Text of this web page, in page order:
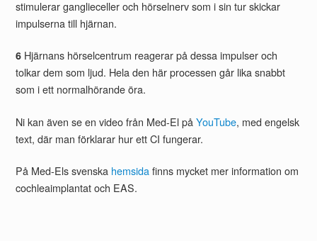
stimulerar ganglieceller och hörselnerv som i sin tur skickar
impulserna till hjärnan.
6Hjärnans hörselcentrum reagerar på dessa impulser och
tolkar dem som ljud. Hela den här processen går lika snabbt
som i ett normalhörande öra.
Ni kan även se en video från Med-El på YouTube, med engelsk
text, där man förklarar hur ett CI fungerar.
På Med-Els svenska hemsidafinns mycket mer information om
cochleaimplantat och EAS.